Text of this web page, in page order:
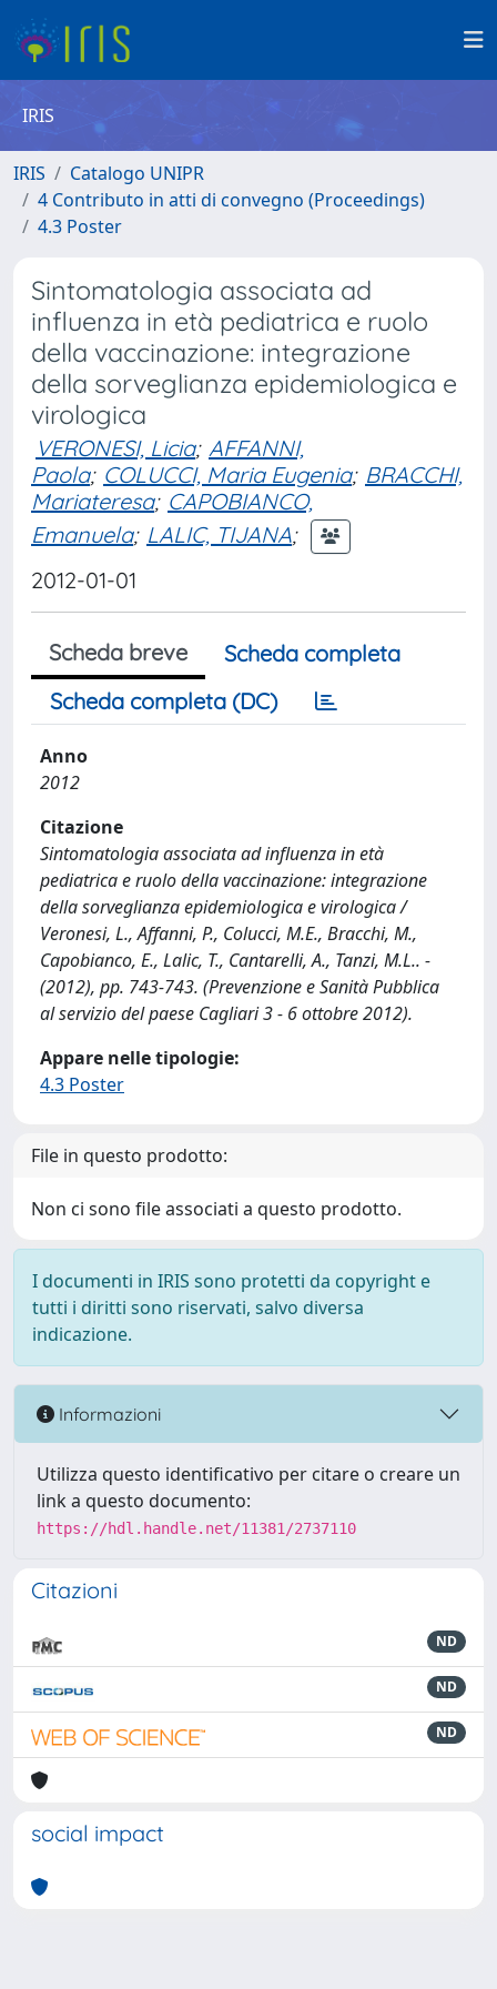
IRIS
IRIS
Catalogo UNIPR
4 Contributo in atti di convegno (Proceedings)
4.3 Poster
Sintomatologia associata ad
influenza in età pediatrica e ruolo
della vaccinazione: integrazione
della sorveglianza epidemiologica e
virologica
VERONESI, Licia; AFFANNI,
Paola; COLUCCI, Maria Eugenia; BRACCHI,
Mariateresa; CAPOBIANCO,
Emanuela; LALIC, TIJANA;
2012-01-01
Scheda breve
Scheda completa
Scheda completa (DC)
Anno
2012
Citazione
Sintomatologia associata ad influenza in età
pediatrica e ruolo della vaccinazione: integrazione
della sorveglianza epidemiologica e virologica /
Veronesi, L., Affanni, P., Colucci, M.E., Bracchi, M.,
Capobianco, E., Lalic, T., Cantarelli, A., Tanzi, M.L.. -
(2012), pp. 743-743. (Prevenzione e Sanità Pubblica
al servizio del paese Cagliari 3 - 6 ottobre 2012).
Appare nelle tipologie:
4.3 Poster
File in questo prodotto:
Non ci sono file associati a questo prodotto.
I documenti in IRIS sono protetti da copyright e
tutti i diritti sono riservati, salvo diversa
indicazione.
Informazioni
Utilizza questo identificativo per citare o creare un
link a questo documento:
https://hdl.handle.net/11381/2737110
Citazioni
ND
ND
ND
social impact